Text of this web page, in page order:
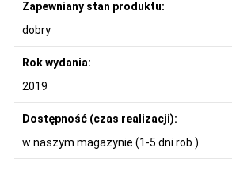
Zapewniany stan produktu:
dobry
Rok wydania:
2019
Dostępność (czas realizacji):
w naszym magazynie (1-5 dni rob.)